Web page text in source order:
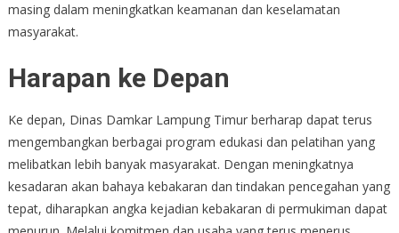
masing dalam meningkatkan keamanan dan keselamatan
masyarakat.
Harapan ke Depan
Ke depan, Dinas Damkar Lampung Timur berharap dapat terus
mengembangkan berbagai program edukasi dan pelatihan yang
melibatkan lebih banyak masyarakat. Dengan meningkatnya
kesadaran akan bahaya kebakaran dan tindakan pencegahan yang
tepat, diharapkan angka kejadian kebakaran di permukiman dapat